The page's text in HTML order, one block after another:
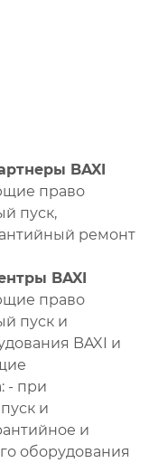
BAXI
право
пуск,
ремонт
BAXI
право
пуск и
BAXI и
- при
и
и
оборудования